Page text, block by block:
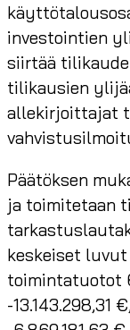
investointien
siirtää
tilikausien
allekirjoittajat
Päätöksen
ja toimitetaan
keskeiset
toimintatuotot
-13.143.298,31